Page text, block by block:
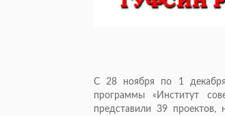
С 28 ноября по 1
программы «Институт
представили 39